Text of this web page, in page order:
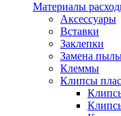
Материалы
Аксессуары
Вставки
Заклепки
Замена
Клеммы
Клипсы